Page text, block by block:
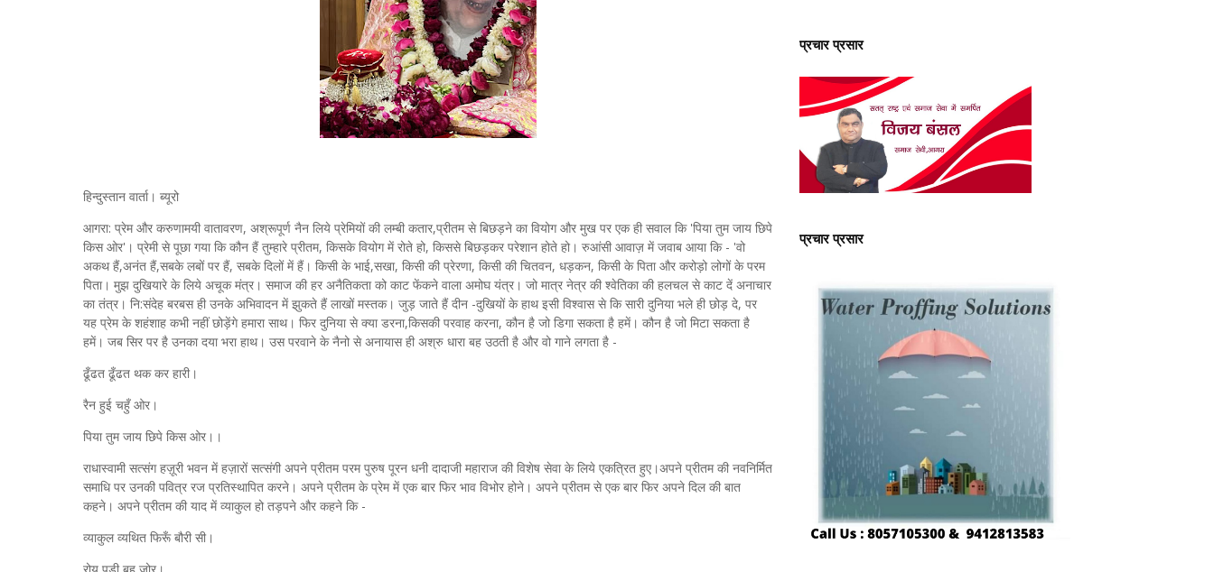
हिन्दुस्तान वार्ता। ब्यूरो
आगरा: प्रेम और करुणामयी वातावरण, अश्रूपूर्ण नैन लिये प्रेमियों की लम्बी कतार,प्रीतम से बिछड़ने का वियोग और मुख पर एक ही सवाल कि 'पिया तुम जाय छिपे
किस ओर'। प्रेमी से पूछा गया कि कौन हैं तुम्हारे प्रीतम, किसके वियोग में रोते हो, किससे बिछड़कर परेशान होते हो। रुआंसी आवाज़ में जवाब आया कि - 'वो
अकथ हैं,अनंत हैं,सबके लबों पर हैं, सबके दिलों में हैं। किसी के भाई,सखा, किसी की प्रेरणा, किसी की चितवन, धड़कन, किसी के पिता और करोड़ो लोगों के परम
पिता। मुझ दुखियारे के लिये अचूक मंत्र। समाज की हर अनैतिकता को काट फेंकने वाला अमोघ यंत्र। जो मात्र नेत्र की श्वेतिका की हलचल से काट दें अनाचार
का तंत्र। नि:संदेह बरबस ही उनके अभिवादन में झुकते हैं लाखों मस्तक। जुड़ जाते हैं दीन -दुखियों के हाथ इसी विश्वास से कि सारी दुनिया भले ही छोड़ दे, पर
यह प्रेम के शहंशाह कभी नहीं छोड़ेंगे हमारा साथ। फिर दुनिया से क्या डरना,किसकी परवाह करना, कौन है जो डिगा सकता है हमें। कौन है जो मिटा सकता है
हमें। जब सिर पर है उनका दया भरा हाथ। उस परवाने के नैनो से अनायास ही अश्रु धारा बह उठती है और वो गाने लगता है -
ढूँढत ढूँढत थक कर हारी।
रैन हुई चहुँ ओर।
पिया तुम जाय छिपे किस ओर।।
राधास्वामी सत्संग हज़ूरी भवन में हज़ारों सत्संगी अपने प्रीतम परम पुरुष पूरन धनी दादाजी महाराज की विशेष सेवा के लिये एकत्रित हुए।अपने प्रीतम की नवनिर्मित
समाधि पर उनकी पवित्र रज प्रतिस्थापित करने। अपने प्रीतम के प्रेम में एक बार फिर भाव विभोर होने। अपने प्रीतम से एक बार फिर अपने दिल की बात
कहने। अपने प्रीतम की याद में व्याकुल हो तड़पने और कहने कि -
व्याकुल व्यथित फिरूँ बौरी सी।
प्रचार प्रसार
प्रचार प्रसार